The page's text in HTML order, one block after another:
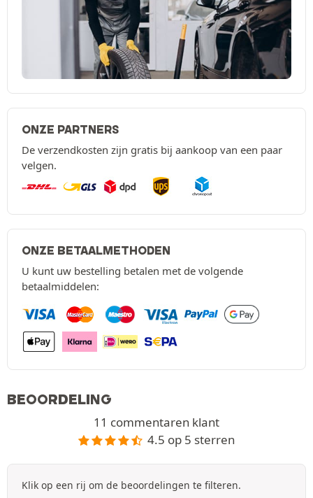
ONZE PARTNERS
De verzendkosten zijn gratis bij aankoop van een paar
velgen.
ONZE BETAALMETHODEN
U kunt uw bestelling betalen met de volgende
betaalmiddelen:
BEOORDELING
11 commentaren klant
4.5 op 5 sterren
Klik op een rij om de beoordelingen te filteren.